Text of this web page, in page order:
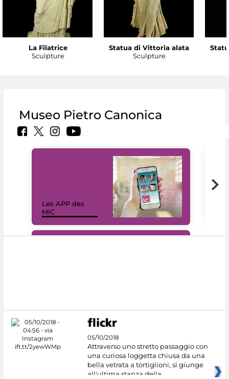
La Filatrice
Sculpture
Statua di Vittoria alata
Sculpture
Museo Pietro Canonica
Les APP des
MiC
05/10/2018
Attraverso uno stretto passaggio con
una curiosa loggetta chiusa da una
bella vetrata a tortiglioni, si giunge
all'ultima stanza della